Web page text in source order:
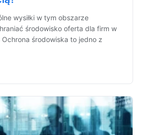
wysiłki w tym obszarze
środowisko oferta dla firm w
środowiska to jedno z